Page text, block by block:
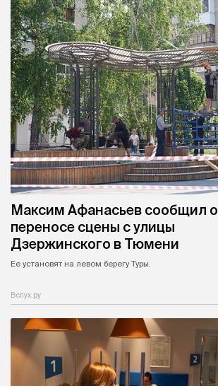
Максим Афанасьев сообщил о
переносе сцены с улицы
Дзержинского в Тюмени
Ее установят на левом берегу Туры.
Вслух.ру